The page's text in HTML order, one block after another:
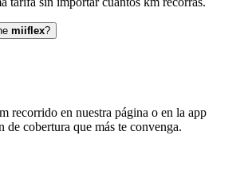
miiflex?
recorrido en nuestra página o en la app
de cobertura que más te convenga.